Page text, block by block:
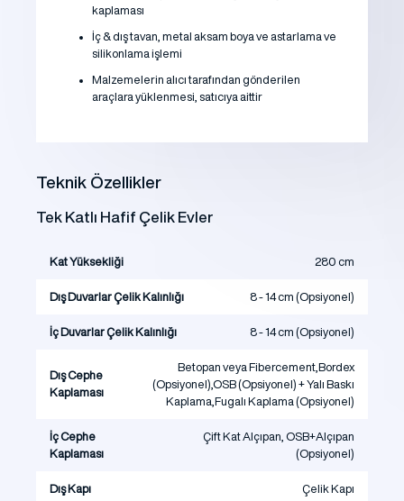
kaplaması
İç & dış tavan, metal aksam boya ve astarlama ve
silikonlama işlemi
Malzemelerin alıcı tarafından gönderilen
araçlara yüklenmesi, satıcıya aittir
Teknik Özellikler
Tek Katlı Hafif Çelik Evler
Kat Yüksekliği 280 cm
Dış Duvarlar Çelik Kalınlığı 8 - 14 cm (Opsiyonel)
İç Duvarlar Çelik Kalınlığı 8 - 14 cm (Opsiyonel)
Dış Cephe
Kaplaması
Betopan veya Fibercement,Bordex
(Opsiyonel),OSB (Opsiyonel) + Yalı Baskı
Kaplama,Fugalı Kaplama (Opsiyonel)
İç Cephe
Kaplaması
Çift Kat Alçıpan, OSB+Alçıpan
(Opsiyonel)
Dış Kapı Çelik Kapı